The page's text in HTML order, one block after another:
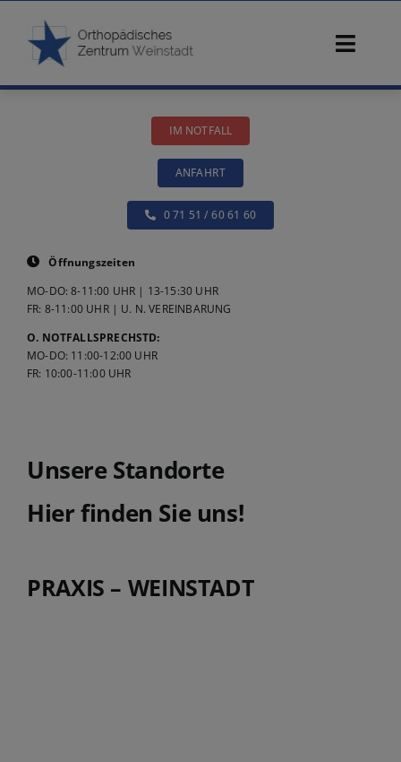
springen
Diagnostik
Konservative Therapie
Operative Therapie
IM NOTFALL
ANFAHRT
0 71 51 / 60 61 60
Öffnungszeiten
MO-DO: 8-11:00 UHR | 13-15:30 UHR
FR: 8-11:00 UHR | U. N. VEREINBARUNG
O. NOTFALLSPRECHSTD:
MO-DO: 11:00-12:00 UHR
FR: 10:00-11:00 UHR
Unsere Standorte
Hier finden Sie uns!
PRAXIS – WEINSTADT